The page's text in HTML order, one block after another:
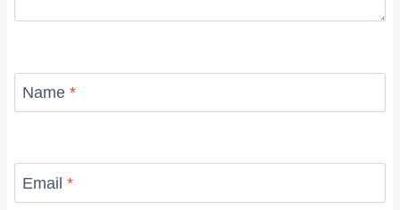
Name *
Email *